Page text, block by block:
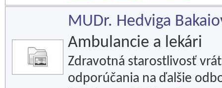
MUDr. Hedviga
Ambulancie a lekári
Zdravotná starostlivosť
odporúčania na ďalšie